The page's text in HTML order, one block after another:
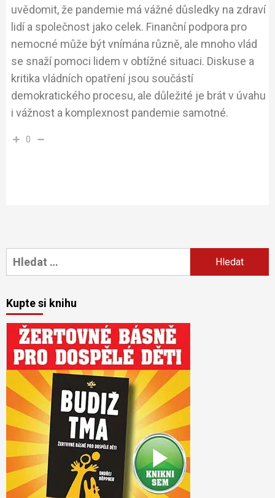
uvědomit, že pandemie má vážné důsledky na zdraví
lidí a společnost jako celek. Finanční podpora pro
nemocné může být vnímána různě, ale mnoho vlád
se snaží pomoci lidem v obtížné situaci. Diskuse a
kritika vládních opatření jsou součástí
demokratického procesu, ale důležité je brát v úvahu
i vážnost a komplexnost pandemie samotné.
0
Vyhledávání
Kupte si knihu